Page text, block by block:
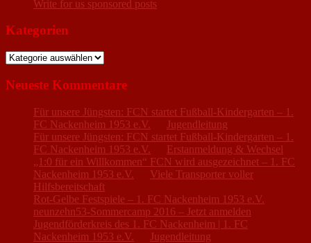
Write for us sponsored posts
Kategorien
Kategorien
Neueste Kommentare
Für unsere Jüngsten: FCN startet Fußball-Kindergarten – 1.
FC Nackenheim 1953 e.V.
Jugendleitung
Für unsere Jüngsten: FCN startet Fußball-Kindergarten – 1.
FC Nackenheim 1953 e.V.
Erstanmeldung & Wechsel
„1:0 für ein Willkommen“ FCN wird ausgezeichnet – 1. FC
Nackenheim 1953 e.V.
Viele Transporter voller
Hilfsbereitschaft
Rot-Gelbe Festspiele – 1. FC Nackenheim 1953 e.V.
neunzehn53-Sommercamp 2016 – Jetzt anmelden
Jugendförderkreis des 1. FC Nackenheim | 1. FC
Nackenheim 1953 e.V.
Jugendleitung